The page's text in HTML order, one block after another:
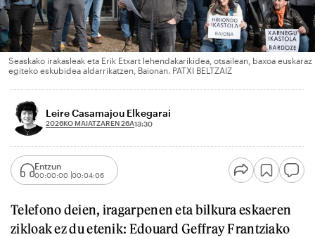
Seaskako irakasleak eta Erik Etxart lehendakarikidea, otsailean, baxoa euskaraz
egiteko eskubidea aldarrikatzen, Baionan. PATXI BELTZAIZ
Leire Casamajou Elkegarai
2026KO MAIATZAREN 26A13:30
Entzun
00:00:00 00:04:06
Telefono deien, iragarpenen eta bilkura eskaeren
zikloak ez du etenik: Edouard Geffray Frantziako